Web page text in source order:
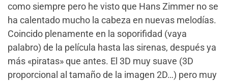
como siempre pero he visto que Hans Zimmer no se
ha calentado mucho la cabeza en nuevas melodías.
Coincido plenamente en la soporifidad (vaya
palabro) de la película hasta las sirenas, después ya
más «piratas» que antes. El 3D muy suave (3D
proporcional al tamaño de la imagen 2D…) pero muy